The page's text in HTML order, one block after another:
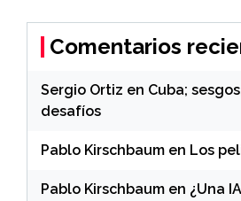
Comentarios
Sergio Ortiz en Cuba;
desafíos
Pablo Kirschbaum en Los
Pablo Kirschbaum en ¿Una